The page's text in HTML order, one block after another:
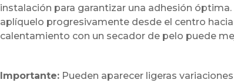
instalación para garantizar una adhesión
aplíquelo progresivamente desde el centro
calentamiento con un secador de pelo puede
Importante:Pueden aparecer ligeras